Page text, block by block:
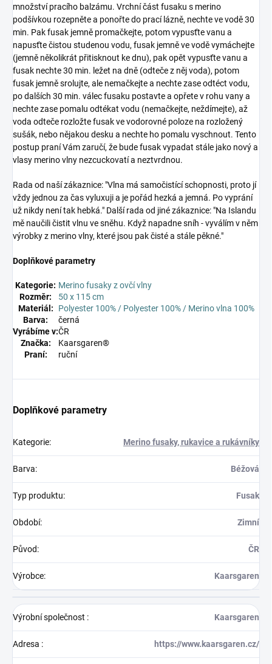
množství pracího balzámu. Vrchní část fusaku s merino
podšívkou rozepněte a ponořte do prací lázně, nechte ve vodě 30
min. Pak fusak jemně promačkejte, potom vypusťte vanu a
napusťte čistou studenou vodu, fusak jemně ve vodě vymáchejte
(jemně několikrát přitisknout ke dnu), pak opět vypusťte vanu a
fusak nechte 30 min. ležet na dně (odteče z něj voda), potom
fusak jemně srolujte, ale nemačkejte a nechte zase odtéct vodu,
po dalších 30 min. válec fusaku postavte a opřete v rohu vany a
nechte zase pomalu odtékat vodu (nemačkejte, neždímejte), až
voda odteče rozložte fusak ve vodorovné poloze na rozložený
sušák, nebo nějakou desku a nechte ho pomalu vyschnout. Tento
postup praní Vám zaručí, že bude fusak vypadat stále jako nový a
vlasy merino vlny nezcuckovatí a neztvrdnou.
Rada od naší zákaznice: "Vlna má samočistící schopnosti, proto jí
vždy jednou za čas vyluxuji a je pořád hezká a jemná. Po vyprání
už nikdy není tak hebká." Další rada od jiné zákaznice: "Na Islandu
mě naučili čistit vlnu ve sněhu. Když napadne sníh - vyválím v něm
výrobky z merino vlny, které jsou pak čisté a stále pěkné."
Doplňkové parametry
Kategorie: Merino fusaky z ovčí vlny
Rozměr:
50 x 115 cm
Materiál:
Polyester 100% / Polyester 100% / Merino vlna 100%
Barva:
černá
Vyrábíme v:ČR
Značka:
Kaarsgaren®
Praní:
ruční
Doplňkové parametry
Kategorie: Merino fusaky, rukavice a rukávníky
Barva: Béžová
Typ produktu: Fusak
Období: Zimní
Původ: ČR
Výrobce: Kaarsgaren
Výrobní společnost : Kaarsgaren
Adresa : https://www.kaarsgaren.cz/